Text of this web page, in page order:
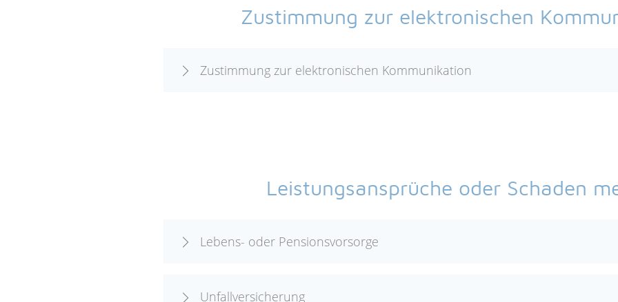
Zustimmung zur elektronischen
Zustimmung zur elektronischen Kommunikation
Leistungsansprüche oder Schaden
Lebens- oder Pensionsvorsorge
Unfallversicherung